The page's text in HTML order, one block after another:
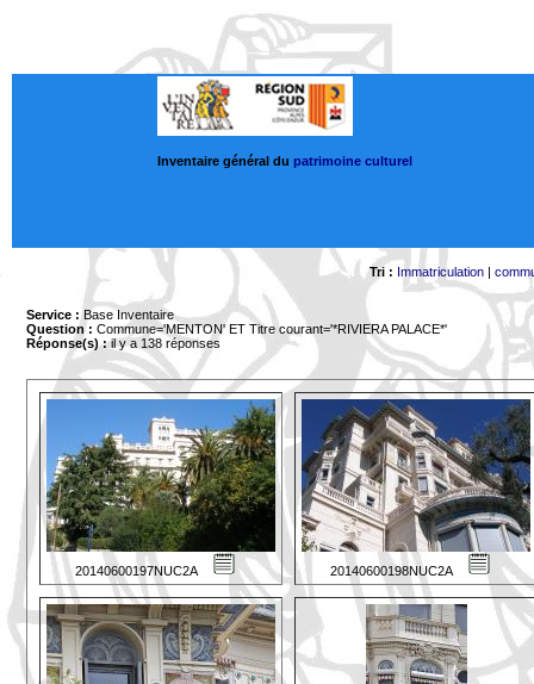
Inventaire général du patrimoine culturel
Tri : Immatriculation|
Service : Base Inventaire
Question : Commune='MENTON' ET Titre courant='*RIVIERA PALACE*'
Réponse(s) :il y a 138 réponses
20140600197NUC2A 20140600198NUC2A